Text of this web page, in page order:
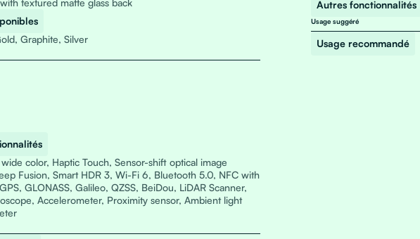
textured matte glass back
Graphite, Silver
color, Haptic Touch, Sensor-shift optical image
Fusion, Smart HDR 3, Wi-Fi 6, Bluetooth 5.0, NFC with
GLONASS, Galileo, QZSS, BeiDou, LiDAR Scanner,
Accelerometer, Proximity sensor, Ambient light
Autres fonctionnalités
Usage suggéré
Usage recommandé